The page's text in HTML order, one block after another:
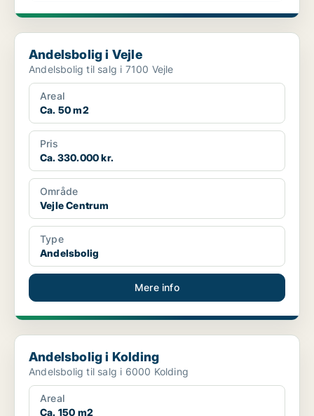
Andelsbolig i Vejle
Andelsbolig i Vejle
Andelsbolig til salg i 7100 Vejle
Areal
Ca. 50 m2
Pris
Ca. 330.000 kr.
Område
Vejle Centrum
Type
Andelsbolig
Mere info
Andelsbolig i Kolding
Andelsbolig i Kolding
Andelsbolig til salg i 6000 Kolding
Areal
Ca. 150 m2